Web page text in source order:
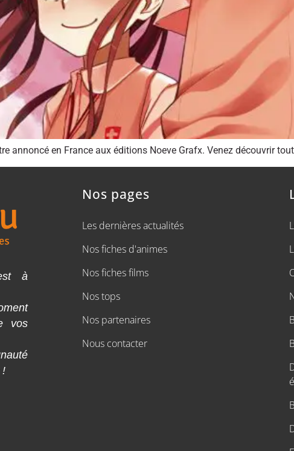
annoncé en France aux éditions Noeve Grafx. Venez découvrir
à
vos
!
Nos pages
Les dernières actualités
Nos fiches d'animes
Nos fiches films
Nos tops
Nos partenaires
Nous contacter